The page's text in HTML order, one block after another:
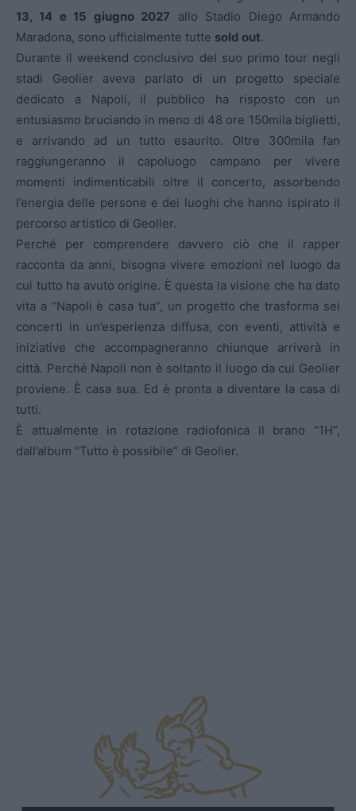
13, 14 e 15 giugno 2027 allo Stadio Diego Armando
Maradona, sono ufficialmente tutte sold out.
Durante il weekend conclusivo del suo primo tour negli
stadi Geolier aveva parlato di un progetto speciale
dedicato a Napoli, il pubblico ha risposto con un
entusiasmo bruciando in meno di 48 ore 150mila biglietti,
e arrivando ad un tutto esaurito. Oltre 300mila fan
raggiungeranno il capoluogo campano per vivere
momenti indimenticabili oltre il concerto, assorbendo
l’energia delle persone e dei luoghi che hanno ispirato il
percorso artistico di Geolier.
Perché per comprendere davvero ciò che il rapper
racconta da anni, bisogna vivere emozioni nel luogo da
cui tutto ha avuto origine. È questa la visione che ha dato
vita a “Napoli è casa tua”, un progetto che trasforma sei
concerti in un’esperienza diffusa, con eventi, attività e
iniziative che accompagneranno chiunque arriverà in
città. Perché Napoli non è soltanto il luogo da cui Geolier
proviene. È casa sua. Ed è pronta a diventare la casa di
tutti.
È attualmente in rotazione radiofonica il brano “1H”,
dall’album “Tutto è possibile” di Geolier.